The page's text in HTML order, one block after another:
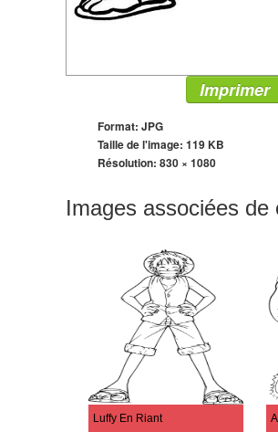
Imprimer
Format: JPG
Taille de l'image: 119 KB
Résolution: 830 × 1080
Images associées de
Luffy En Riant